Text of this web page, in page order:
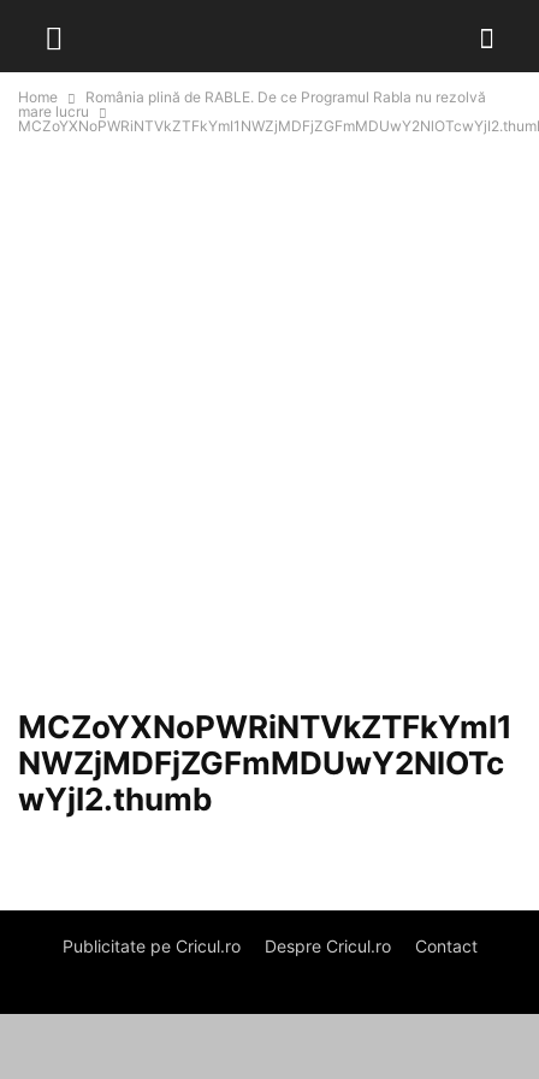
Home
România plină de RABLE. De ce Programul Rabla nu rezolvă
mare lucru
MCZoYXNoPWRiNTVkZTFkYmI1
NWZjMDFjZGFmMDUwY2NlOTc
wYjI2.thumb
Publicitate pe Cricul.ro Despre Cricul.ro Contact